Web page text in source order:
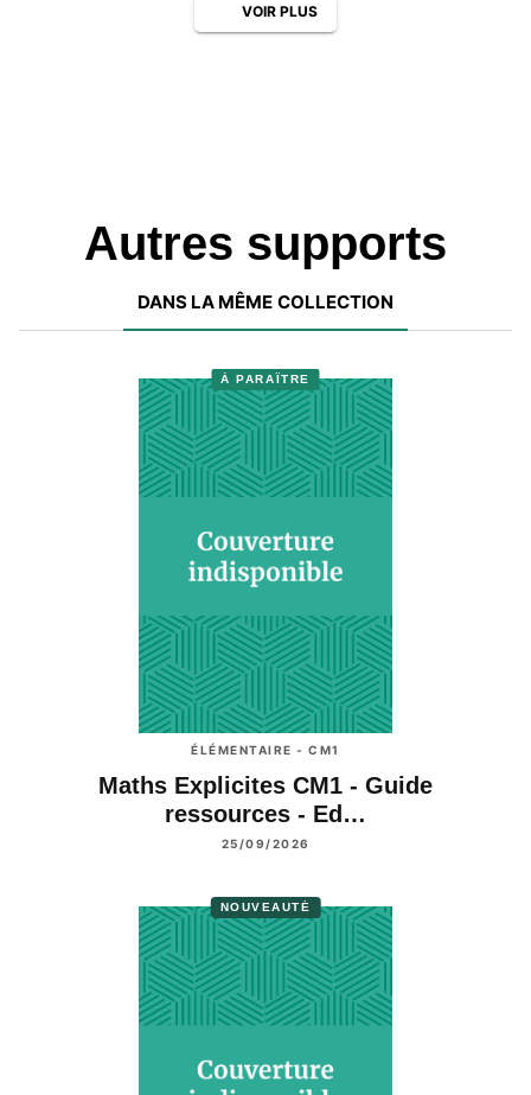
VOIR PLUS
Autres supports
DANS LA MÊME COLLECTION
À PARAÎTRE
ÉLÉMENTAIRE - CM1
Maths Explicites CM1 - Guide
ressources - Ed…
25/09/2026
NOUVEAUTÉ